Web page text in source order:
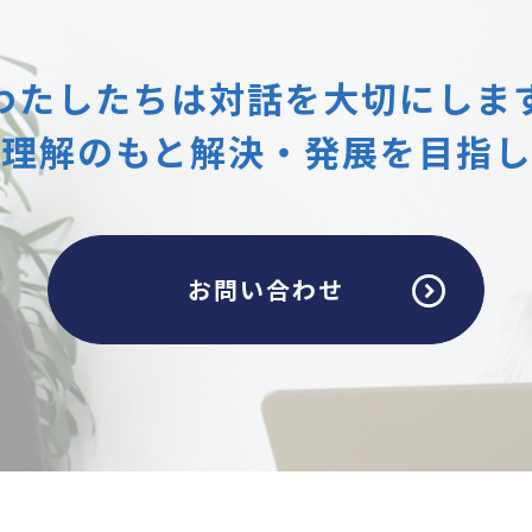
たしたちは対話を大切にしま
解のもと解決・発展を目指
お問い合わせ